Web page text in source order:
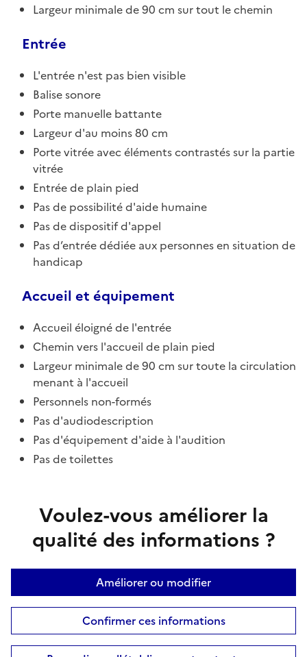
Largeur minimale de 90 cm sur tout le chemin
Entrée
L'entrée n'est pas bien visible
Balise sonore
Porte manuelle battante
Largeur d'au moins 80 cm
Porte vitrée avec éléments contrastés sur la partie
vitrée
Entrée de plain pied
Pas de possibilité d'aide humaine
Pas de dispositif d'appel
Pas d’entrée dédiée aux personnes en situation de
handicap
Accueil et équipement
Accueil éloigné de l'entrée
Chemin vers l'accueil de plain pied
Largeur minimale de 90 cm sur toute la circulation
menant à l'accueil
Personnels non-formés
Pas d'audiodescription
Pas d'équipement d'aide à l'audition
Pas de toilettes
Voulez-vous améliorer la
qualité des informations ?
Améliorer ou modifier
Confirmer ces informations